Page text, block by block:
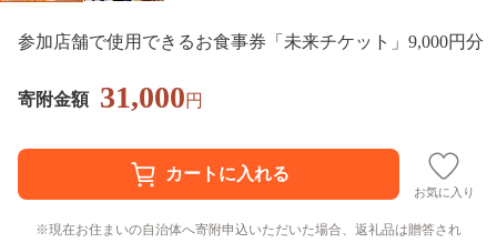
参加店舗で使用できるお食事券「未来チケット」9,000円分
寄附金額 31,000円
お気に入り
現在お住まいの自治体へ寄附申込いただいた場合、返礼品は贈答され